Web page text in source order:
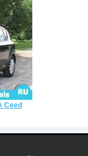
Ceed